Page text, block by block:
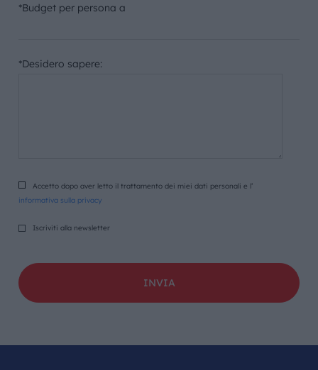
*Budget per persona a
*Desidero sapere:
Accetto dopo aver letto il trattamento dei miei dati personali e l’
informativa sulla privacy
Iscriviti alla newsletter